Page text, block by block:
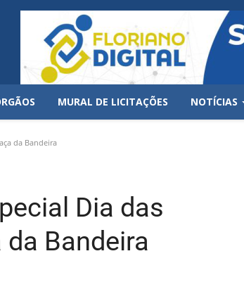
MURAL DE LICITAÇÕES NOTÍCIAS
da Bandeira
Dia das
Bandeira